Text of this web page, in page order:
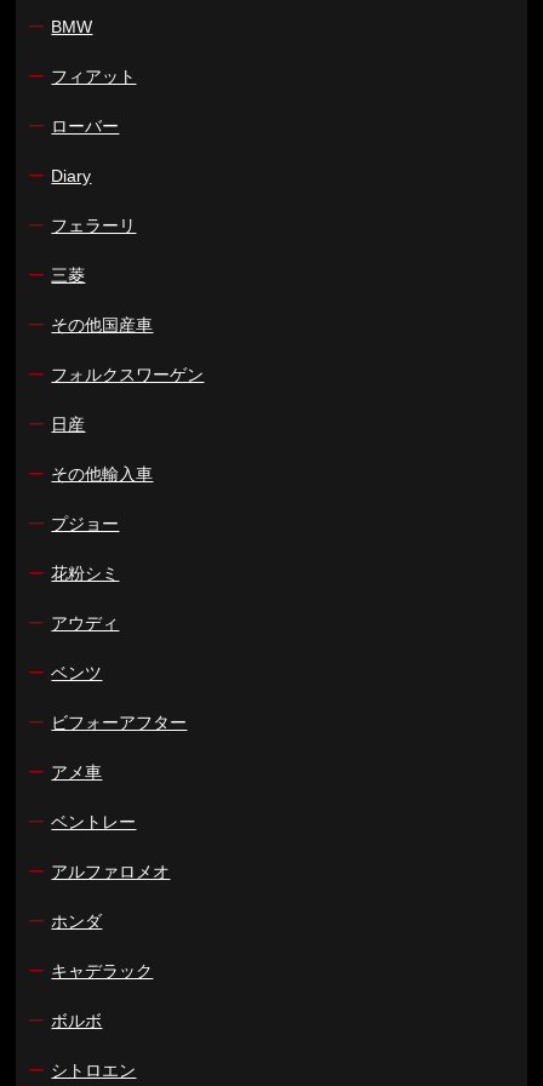
ー BMW
ー フィアット
ー ローバー
ー Diary
ー フェラーリ
ー 三菱
ー その他国産車
ー フォルクスワーゲン
ー 日産
ー その他輸入車
ー プジョー
ー 花粉シミ
ー アウディ
ー ベンツ
ー ビフォーアフター
ー アメ車
ー ベントレー
ー アルファロメオ
ー ホンダ
ー キャデラック
ー ボルボ
ー シトロエン